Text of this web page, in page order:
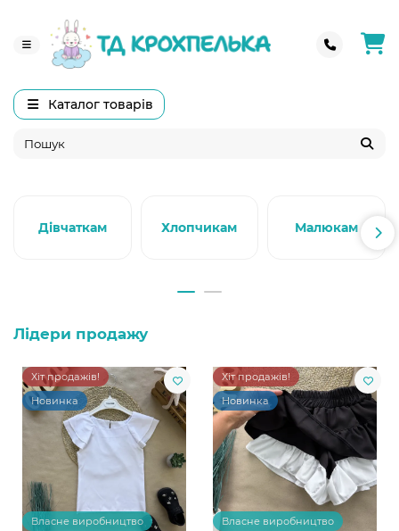
Каталог товарів
Дівчаткам Хлопчикам Малюкам
Лідери продажу
Хіт продажів!
Новинка
Власне виробництво
Хіт продажів!
Новинка
Власне виробництво